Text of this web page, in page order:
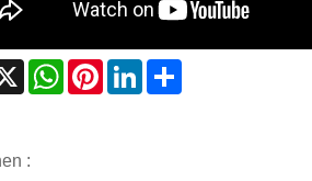
X WhatsApp
PinterestLinkedIn
: